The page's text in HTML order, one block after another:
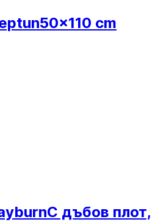
50x110 cm
С дъбов плот,